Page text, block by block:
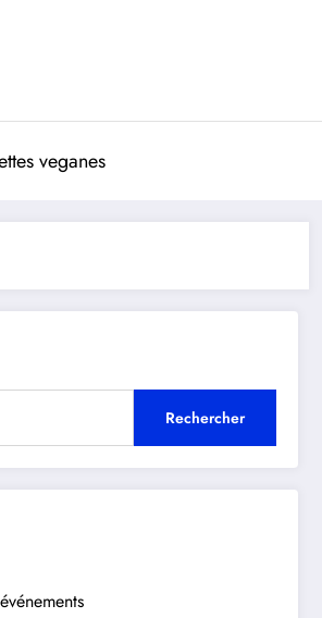
veganes
Rechercher